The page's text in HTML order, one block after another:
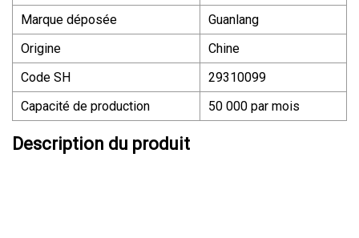
Marque déposée
Guanlang
Origine
Chine
Code SH
29310099
Capacité de production
50 000 par mois
Description du produit